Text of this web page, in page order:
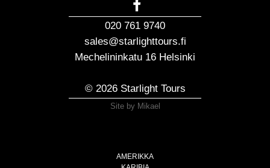
020 761 9740
sales@starlighttours.fi
Mechelininkatu 16 Helsinki
© 2026 Starlight Tours
Site by Mikael
AMERIKKA